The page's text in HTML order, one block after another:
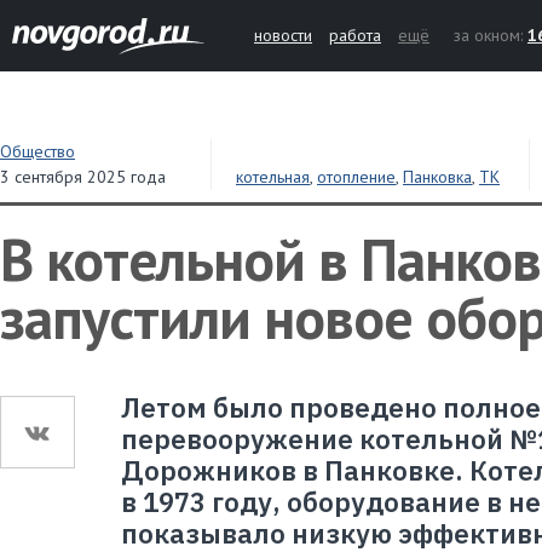
новости работа ещё за окном:
Общество
3 сентября 2025 года
котельная, отопление, Панковка, ТК
Новгородская
В котельной в
запустили новое
Летом было проведено
перевооружение котельной
Дорожников в Панковке.
в 1973 году, оборудование в
показывало низкую